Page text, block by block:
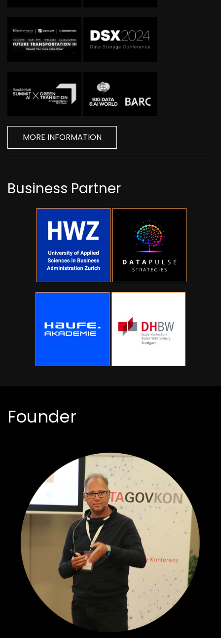
MORE INFORMATION
Business Partner
Founder